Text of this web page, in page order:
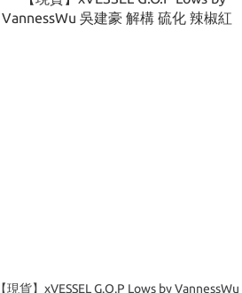
【現貨】xVESSEL G.O.P Lows by VannessWu